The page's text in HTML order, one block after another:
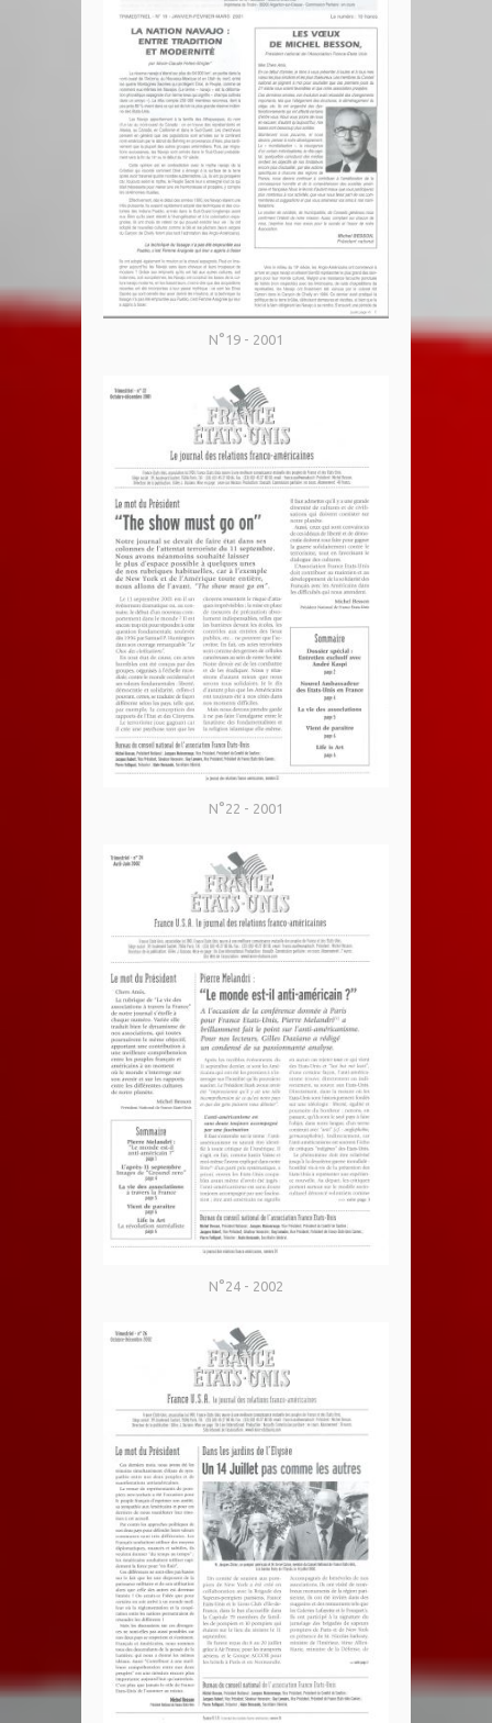
N°19 - 2001
N°22 - 2001
N°24 - 2002